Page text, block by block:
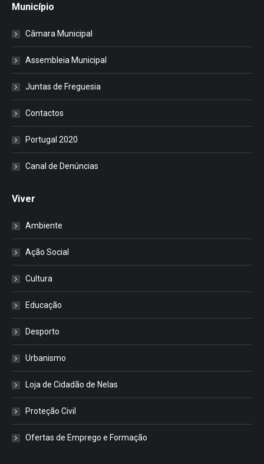
Município
Câmara Municipal
Assembleia Municipal
Juntas de Freguesia
Contactos
Portugal 2020
Canal de Denúncias
Viver
Ambiente
Ação Social
Cultura
Educação
Desporto
Urbanismo
Loja de Cidadão de Nelas
Proteção Civil
Ofertas de Emprego e Formação